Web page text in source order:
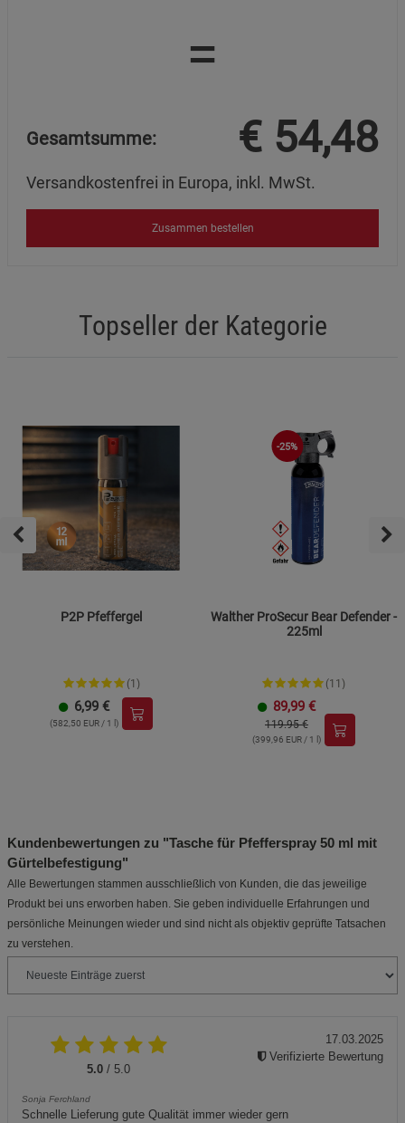
=
Gesamtsumme: € 54,48
Versandkostenfrei in Europa, inkl. MwSt.
Zusammen bestellen
Topseller der Kategorie
P2P Pfeffergel
(1)
6,99 €
(582,50 EUR / 1 l)
-25%
Walther ProSecur Bear Defender -
225ml
(11)
89,99 €
119.95 €
(399,96 EUR / 1 l)
Kundenbewertungen zu "Tasche für Pfefferspray 50 ml mit
Gürtelbefestigung"
Alle Bewertungen stammen ausschließlich von Kunden, die das jeweilige
Produkt bei uns erworben haben. Sie geben individuelle Erfahrungen und
persönliche Meinungen wieder und sind nicht als objektiv geprüfte Tatsachen
zu verstehen.
5.0 / 5.0
Sonja Ferchland
Schnelle Lieferung gute Qualität immer wieder gern
17.03.2025
Verifizierte Bewertung
Beschreibung Marketing Cookies
Datenschutzerklärung Impressum